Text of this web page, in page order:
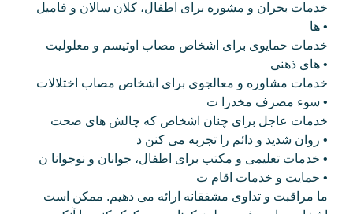
خدمات بحران و مشوره برای اطفال، کلان سالان و فامیل
ها •
خدمات حمایوی برای اشخاص مصاب اوتیسم و معلولیت
های ذهنی •
خدمات مشاوره و معالجوی برای اشخاص مصاب اختلالات
سوء مصرف مخدرا ت •
خدمات عاجل برای چنان اشخاص که چالش های صحت
روان شدید و دائم را تجربه می کنن د •
خدمات تعلیمی و مکتب برای اطفال، جوانان و نوجوانا ن •
حمایت و خدمات اقام ت •
ما مراقبت و تداوی مشفقانه ارائه می دهیم. ممکن است